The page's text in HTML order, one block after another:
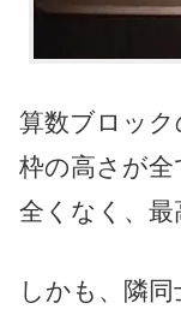
算数ブロック
枠の高さが
全くなく、最
しかも、隣